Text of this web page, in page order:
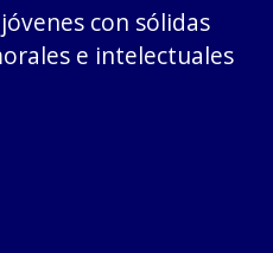
con sólidas
e intelectuales